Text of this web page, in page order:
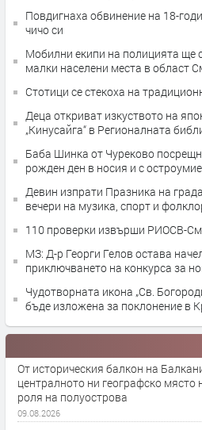
Повдигнаха обвинение на 18-
чичо си
Мобилни екипи на полицията ще
малки населени места в област
Стотици се стекоха на
Деца откриват изкуството на
„Кинусайга“ в Регионалната
Баба Шинка от Чуреково
рожден ден в носия и с остроумие
Девин изпрати Празника на
вечери на музика, спорт и
110 проверки извърши РИОСВ-
МЗ: Д-р Георги Гелов остава
приключването на конкурса за
Чудотворната икона „Св.
бъде изложена за поклонение в
От историческия балкон на
централното ни географско място
роля на полуострова
09.08.2026